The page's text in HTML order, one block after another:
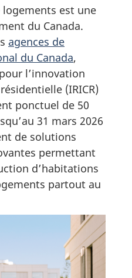
est une
du Canada.
agences de
du Canada,
l’innovation
(IRICR)
ponctuel de 50
31 mars 2026
de solutions
permettant
d’habitations
partout au